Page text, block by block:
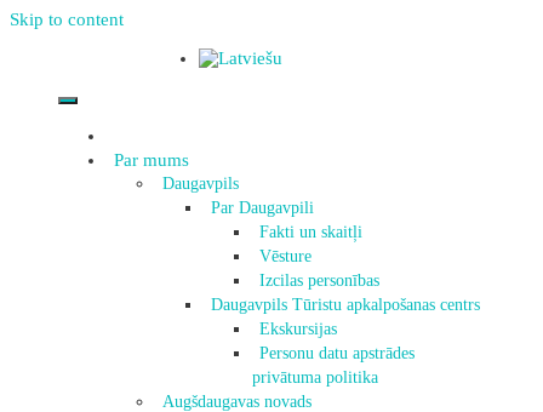
Skip to content
Par mums
Daugavpils
Par Daugavpili
Fakti un skaitļi
Vēsture
Izcilas personības
Daugavpils Tūristu apkalpošanas centrs
Ekskursijas
Personu datu apstrādes
privātuma politika
Augšdaugavas novads